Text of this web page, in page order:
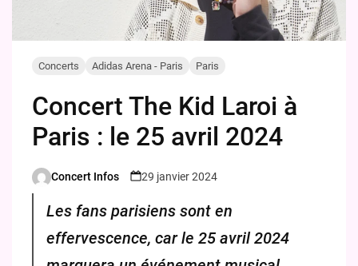
Concerts Adidas Arena - Paris Paris
Concert The Kid Laroi à
Paris : le 25 avril 2024
Posted
Concert Infos 29 janvier 2024
Les fans parisiens sont en
effervescence, car le 25 avril 2024